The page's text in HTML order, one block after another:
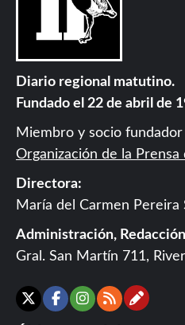
Diario regional matutino.
Fundado el 22 de abril de
Miembro y socio fundador
Organización de la
Directora:
María del Carmen Pereira
Administración,
Gral. San Martín 711,
X Facebook
Instagram
RSS